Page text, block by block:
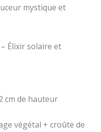
mystique et
– Élixir solaire et
cm de hauteur
végétal + croûte de